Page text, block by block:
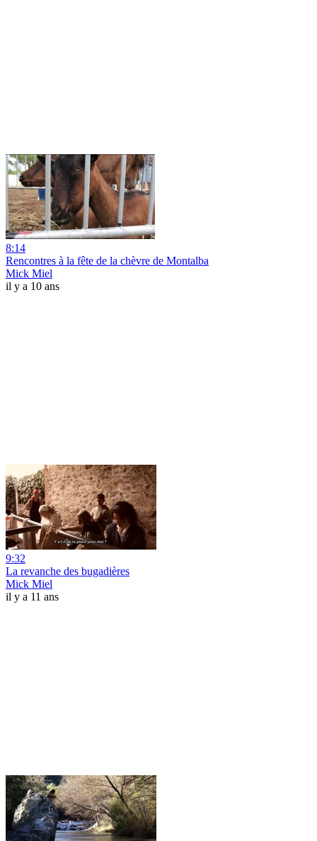
8:14
Rencontres à la fête de la chèvre de Montalba
Mick Miel
il y a 10 ans
9:32
La revanche des bugadières
Mick Miel
il y a 11 ans